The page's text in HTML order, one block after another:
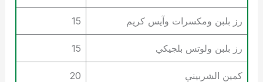
رز بلبن ومكسرات وآيس كريم 15
رز بلبن ولوتس بلجيكي 15
كمين الشربيني 20